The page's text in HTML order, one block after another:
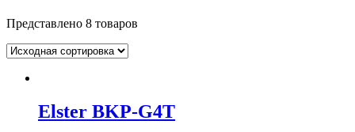
Представлено 8 товаров
Elster BKР-G4T